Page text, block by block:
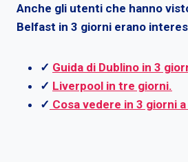
Anche gli utenti che hanno
Belfast in 3 giorni erano
✓ Guida di Dublino in 3
✓ Liverpool in tre giorni.
✓ Cosa vedere in 3 giorni